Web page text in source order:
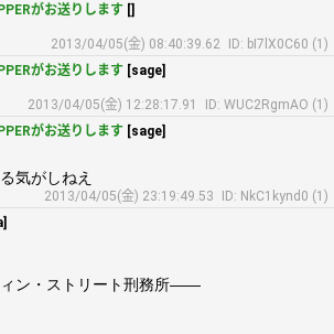
がお送りします []
2013/04/05(金) 08:40:39.62
ID: bI7lX0C60 (1)
がお送りします [sage]
2013/04/05(金) 12:28:17.91
ID: WUC2RgmAO (1)
がお送りします [sage]
気がしねえ
2013/04/05(金) 23:19:49.53
ID: NkC1kynd0 (1)
ン・ストリート刑務所――